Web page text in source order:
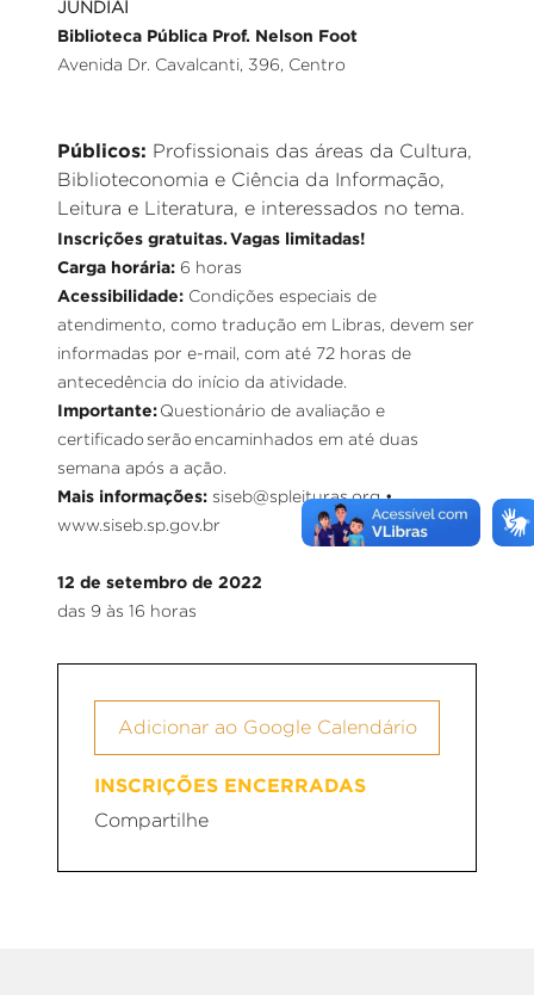
JUNDIAÍ
Biblioteca Pública Prof. Nelson Foot
Avenida Dr. Cavalcanti, 396, Centro
Públicos: Profissionais das áreas da Cultura,
Biblioteconomia e Ciência da Informação,
Leitura e Literatura, e interessados no tema.
Inscrições gratuitas. Vagas limitadas!
Carga horária: 6 horas
Acessibilidade: Condições especiais de
atendimento, como tradução em Libras, devem ser
informadas por e-mail, com até 72 horas de
antecedência do início da atividade.
Importante: Questionário de avaliação e
certificado serão encaminhados em até duas
semana após a ação.
Mais informações: siseb@spleituras.org •
www.siseb.sp.gov.br
12 de setembro de 2022
das 9 às 16 horas
Adicionar ao Google Calendário
INSCRIÇÕES ENCERRADAS
Compartilhe